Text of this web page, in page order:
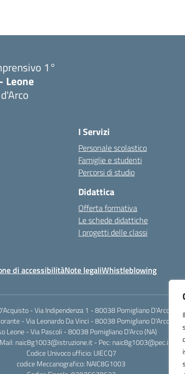
1°
Leone
I Servizi
Personale scolastico
Famiglie e studenti
Percorsi di studio
Didattica
Offerta formativa
Le schede didattiche
I progetti delle classi
di accessibilitàNote legaliWhistleblowing
- Via Indipendenza 1 - 80038 Pomigliano D'Arco (NA)
- Via Leonardo Da Vinci - 80038 Pomigliano D'Arco (NA)
Leone - Via Pascoli - 80038 Pomigliano D'Arco (NA)
naic8g1003@istruzione.it - Pec:
Codice Univoco ufficio: UIECQ7
codice Meccanografico: NAIC8G1003